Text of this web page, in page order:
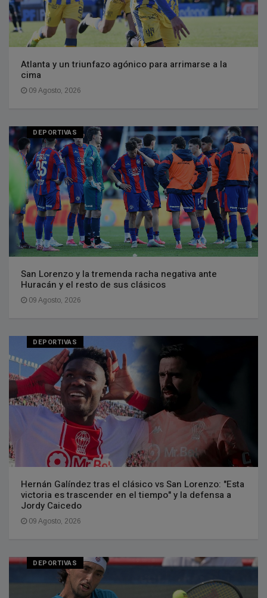
Atlanta y un triunfazo agónico para arrimarse a la
cima
09 Agosto, 2026
DEPORTIVAS
San Lorenzo y la tremenda racha negativa ante
Huracán y el resto de sus clásicos
09 Agosto, 2026
DEPORTIVAS
Hernán Galíndez tras el clásico vs San Lorenzo: "Esta
victoria es trascender en el tiempo" y la defensa a
Jordy Caicedo
09 Agosto, 2026
DEPORTIVAS